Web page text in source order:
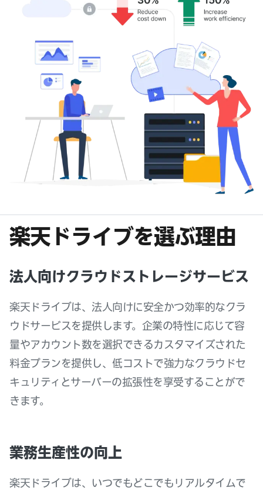
楽天ドライブを選ぶ理由
法人向けクラウドストレージサービス
楽天ドライブは、法人向けに安全かつ効率的なクラ
ウドサービスを提供します。企業の特性に応じて容
量やアカウント数を選択できるカスタマイズされた
料金プランを提供し、低コストで強力なクラウドセ
キュリティとサーバーの拡張性を享受することがで
きます。
業務生産性の向上
楽天ドライブは、いつでもどこでもリアルタイムで